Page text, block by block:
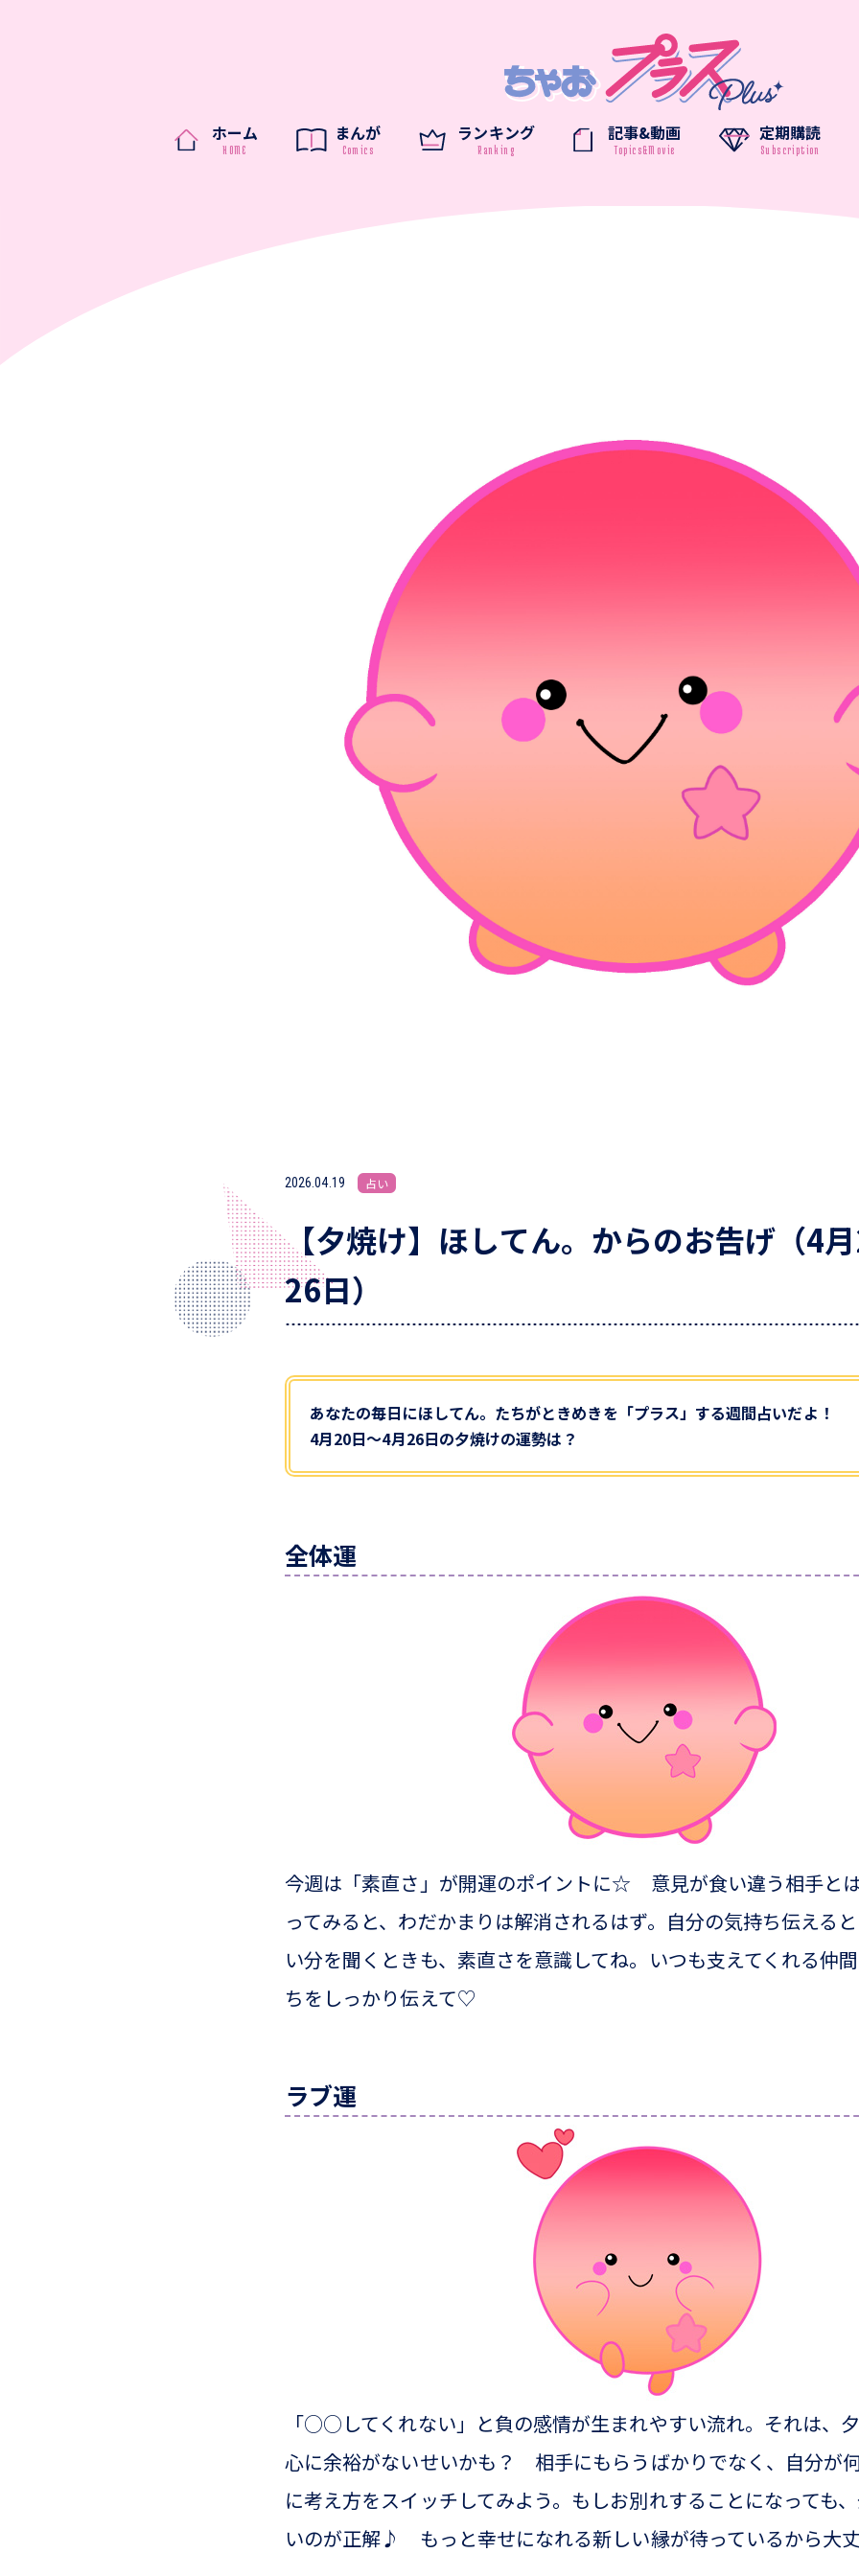
ホーム まんが ランキング 記事&動画 定期購読
2026.04.19 占い
【夕焼け】ほしてん。からのお告げ（4
26日）
あなたの毎日にほしてん。たちがときめきを「プラス」する週間占いだよ！
4月20日～4月26日の夕焼けの運勢は？
全体運
今週は「素直さ」が開運のポイントに☆ 意見が食い違う相手と
ってみると、わだかまりは解消されるはず。自分の気持ち伝える
い分を聞くときも、素直さを意識してね。いつも支えてくれる仲
ちをしっかり伝えて♡
ラブ運
「○○してくれない」と負の感情が生まれやすい流れ。それは、
心に余裕がないせいかも？ 相手にもらうばかりでなく、自分が
に考え方をスイッチしてみよう。もしお別れすることになっても
いのが正解♪ もっと幸せになれる新しい縁が待っているから大